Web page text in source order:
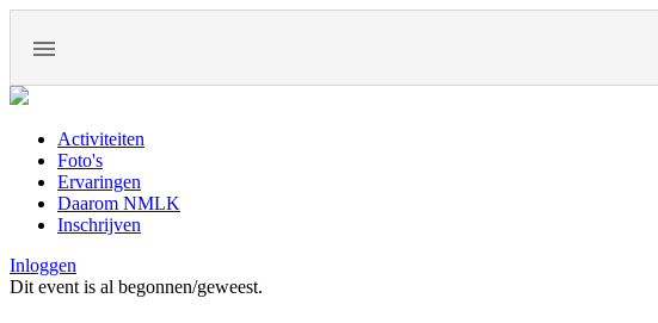
Activiteiten
Foto's
Ervaringen
Daarom NMLK
Inschrijven
Inloggen
Dit event is al begonnen/geweest.